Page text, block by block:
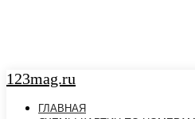
123mag.ru
ГЛАВНАЯ